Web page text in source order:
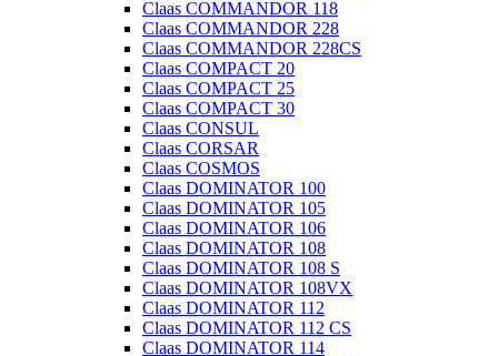
Claas COMMANDOR 118
Claas COMMANDOR 228
Claas COMMANDOR 228CS
Claas COMPACT 20
Claas COMPACT 25
Claas COMPACT 30
Claas CONSUL
Claas CORSAR
Claas COSMOS
Claas DOMINATOR 100
Claas DOMINATOR 105
Claas DOMINATOR 106
Claas DOMINATOR 108
Claas DOMINATOR 108 S
Claas DOMINATOR 108VX
Claas DOMINATOR 112
Claas DOMINATOR 112 CS
Claas DOMINATOR 114